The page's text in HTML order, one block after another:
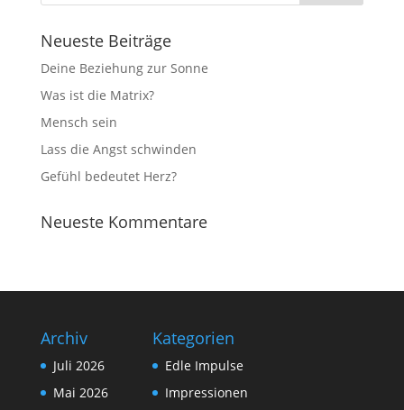
Neueste Beiträge
Deine Beziehung zur Sonne
Was ist die Matrix?
Mensch sein
Lass die Angst schwinden
Gefühl bedeutet Herz?
Neueste Kommentare
Archiv
Juli 2026
Mai 2026
Kategorien
Edle Impulse
Impressionen